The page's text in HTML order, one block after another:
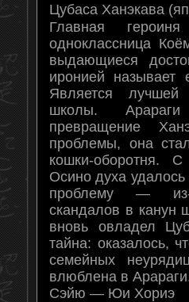
Цубаса Ханэкава
Главная
одноклассница
выдающиеся
иронией называет
Является лучшей
школы.
превращение
проблемы, она
кошки-оборотня.
Осино духа
проблему — из-
скандалов в канун
вновь овладел
тайна: оказалось,
семейных
влюблена в
Сэйю — Юи Хориэ